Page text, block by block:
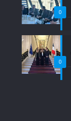
0
0